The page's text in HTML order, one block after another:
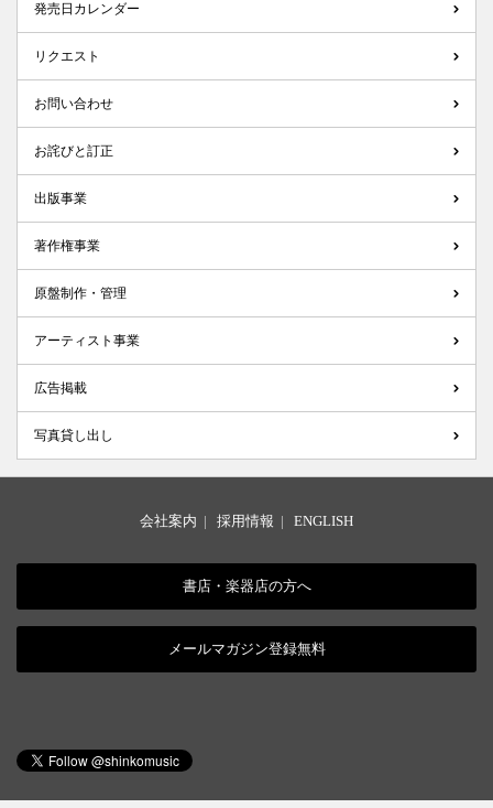
発売日カレンダー
リクエスト
お問い合わせ
お詫びと訂正
出版事業
著作権事業
原盤制作・管理
アーティスト事業
広告掲載
写真貸し出し
会社案内 | 採用情報 | ENGLISH
書店・楽器店の方へ
メールマガジン登録無料